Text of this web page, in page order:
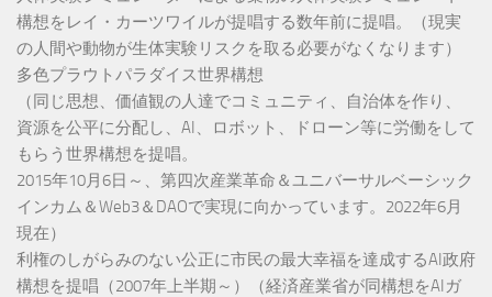
構想をレイ・カーツワイルが提唱する数年前に提唱。（現実
の人間や動物が生体実験リスクを取る必要がなくなります）
多色プラウトパラダイス世界構想
（同じ思想、価値観の人達でコミュニティ、自治体を作り、
資源を公平に分配し、AI、ロボット、ドローン等に労働をして
もらう世界構想を提唱。
2015年10月6日～、第四次産業革命＆ユニバーサルベーシック
インカム＆Web3＆DAOで実現に向かっています。2022年6月
現在）
利権のしがらみのない公正に市民の最大幸福を達成するAI政府
構想を提唱（2007年上半期～）（経済産業省が同構想をAIガ